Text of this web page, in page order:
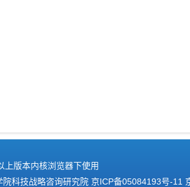
上版本内核浏览器下使用
院科技战略咨询研究院 京ICP备05084193号-11